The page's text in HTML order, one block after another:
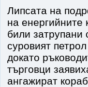
Липсата на
на енергийните
били затрупани
суровият
докато
търговци
ангажират